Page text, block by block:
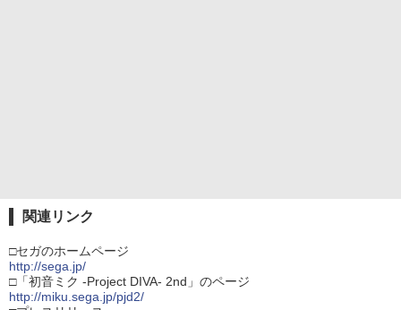
関連リンク
□セガのホームページ
http://sega.jp/
□「初音ミク -Project DIVA- 2nd」のページ
http://miku.sega.jp/pjd2/